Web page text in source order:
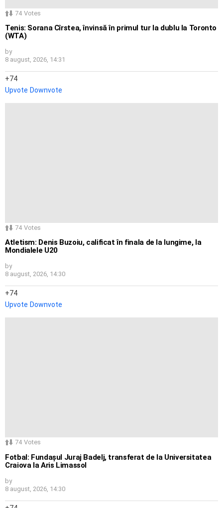
74 Votes
Tenis: Sorana Cîrstea, învinsă în primul tur la dublu la Toronto
(WTA)
by
8 august, 2026, 14:31
74
Upvote Downvote
74 Votes
Atletism: Denis Buzoiu, calificat în finala de la lungime, la
Mondialele U20
by
8 august, 2026, 14:30
74
Upvote Downvote
74 Votes
Fotbal: Fundașul Juraj Badelj, transferat de la Universitatea
Craiova la Aris Limassol
by
8 august, 2026, 14:30